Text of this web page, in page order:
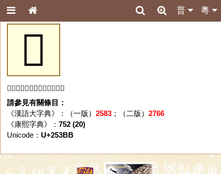
粵
普
𥎻
「𥎻」字未收錄於本資料庫。
請參見有關條目：
《漢語大字典》：（一版） 2583；（二版） 2766
《康熙字典》： 752 (20)
Unicode： U+253BB